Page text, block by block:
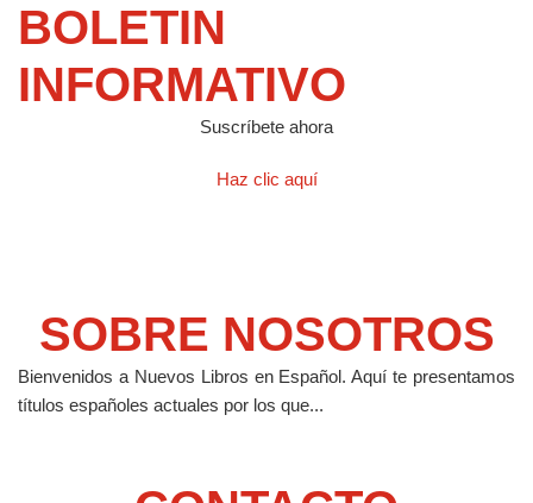
BOLETIN
INFORMATIVO
Suscríbete ahora
Haz clic aquí
SOBRE NOSOTROS
Bienvenidos a Nuevos Libros en Español.Aquí te presentamos
títulos españoles actuales por los que...